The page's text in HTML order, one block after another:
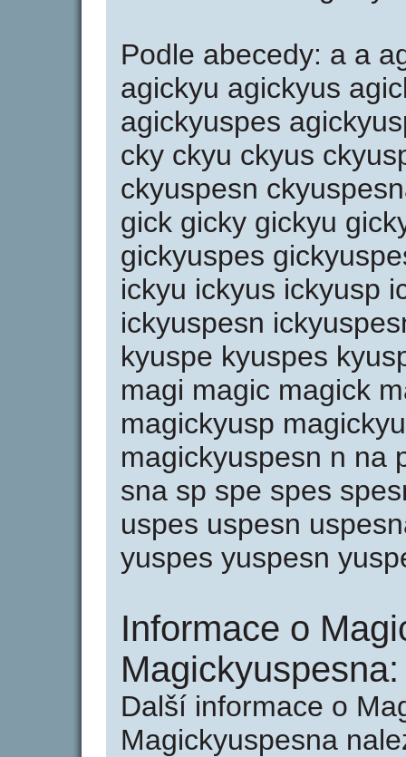
Podle abecedy: a a
agickyu agickyus
agickyuspes
cky ckyu ckyus
ckyuspesn
gick gicky gickyu
gickyuspes
ickyu ickyus ickyusp
ickyuspesn
kyuspe kyuspes
magi magic magick
magickyusp
magickyuspesn n na
sna sp spe spes
uspes uspesn
yuspes yuspesn
Informace o
Magickyuspesna:
Další informace o
Magickyuspesna